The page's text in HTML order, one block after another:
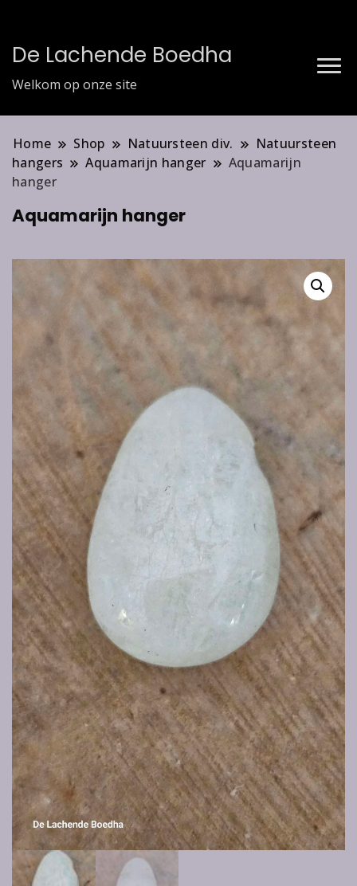
De Lachende Boedha
Welkom op onze site
Home Shop Natuursteen div.
Natuursteen
hangers
Aquamarijn hanger
Aquamarijn
hanger
Aquamarijn hanger